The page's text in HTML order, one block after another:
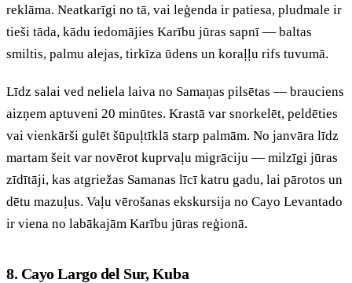
reklāma. Neatkarīgi no tā, vai leģenda ir patiesa, pludmale ir
tieši tāda, kādu iedomājies Karību jūras sapnī — baltas
smiltis, palmu alejas, tirkīza ūdens un koraļļu rifs tuvumā.
Līdz salai ved neliela laiva no Samaņas pilsētas — brauciens
aizņem aptuveni 20 minūtes. Krastā var snorkelēt, peldēties
vai vienkārši gulēt šūpuļtīklā starp palmām. No janvāra līdz
martam šeit var novērot kuprvaļu migrāciju — milzīgi jūras
zīdītāji, kas atgriežas Samanas līcī katru gadu, lai pārotos un
dētu mazuļus. Vaļu vērošanas ekskursija no Cayo Levantado
ir viena no labākajām Karību jūras reģionā.
8. Cayo Largo del Sur, Kuba